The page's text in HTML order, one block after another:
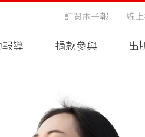
導 捐款參與 出
訂閱電子報 線